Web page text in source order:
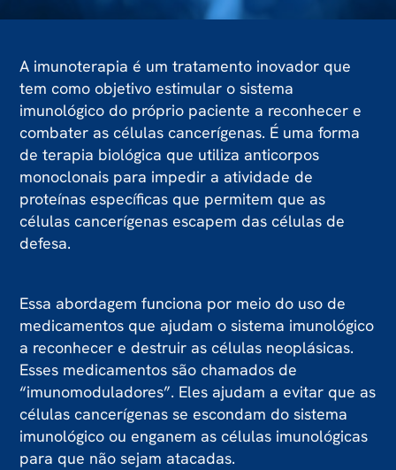
A imunoterapia é um tratamento inovador que
tem como objetivo estimular o sistema
imunológico do próprio paciente a reconhecer e
combater as células cancerígenas. É uma forma
de terapia biológica que utiliza anticorpos
monoclonais para impedir a atividade de
proteínas específicas que permitem que as
células cancerígenas escapem das células de
defesa.
Essa abordagem funciona por meio do uso de
medicamentos que ajudam o sistema imunológico
a reconhecer e destruir as células neoplásicas.
Esses medicamentos são chamados de
“imunomoduladores”. Eles ajudam a evitar que as
células cancerígenas se escondam do sistema
imunológico ou enganem as células imunológicas
para que não sejam atacadas.